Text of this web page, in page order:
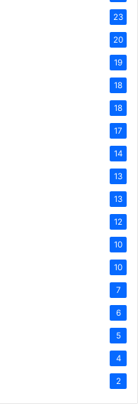
23
20
19
18
18
17
14
13
13
12
10
10
7
6
5
4
2